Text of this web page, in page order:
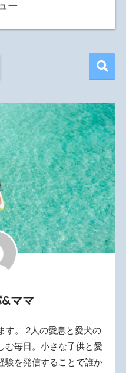
ー
ママ
す。 2人の愛息と愛犬の
む毎日。小さな子供と愛
験を発信することで誰か